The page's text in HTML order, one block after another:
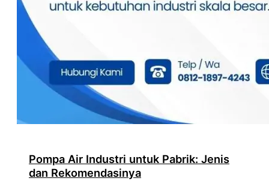
Pompa Air Industri untuk Pabrik: Jenis
dan Rekomendasinya